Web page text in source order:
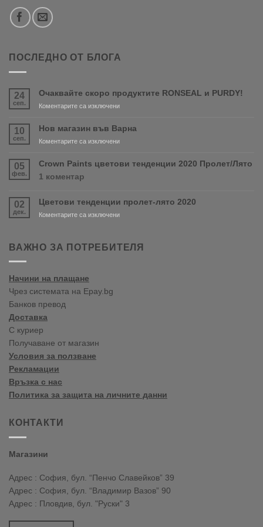
ПОСЛЕДНО ОТ БЛОГА
24
сеп.
Очаквайте скоро продуктите RONSEAL и PURDY!
Коментарите са изключениза
продуктите
RONSEAL
PURDY!
10
сеп.
Нов магазин във Варна
Коментарите са изключениза
05
фев.
Crown Paints цветови тенденции 2020 Пролет/Лято
1 коментар
цветови
тенденции
Лято
02
дек.
Цветови тенденции пролет-лято 2020
Коментарите са изключениза
пролет-
ВАЖНО ЗА ПОТРЕБИТЕЛЯ
Начини на плащане
Чрез системата на Epay.bg
Банков превод
Доставка
С куриер
Получаване от магазин
Условия за ползване
Рекламации
Връзка с нас
Политика за защита на личните данни
КОНТАКТИ
Магазини
Адрес : София, бул. “Пенчо Славейков” 39
Адрес : София, бул. “Владимир Вазов” 90
Адрес : Пловдив, бул. "Руски" 3